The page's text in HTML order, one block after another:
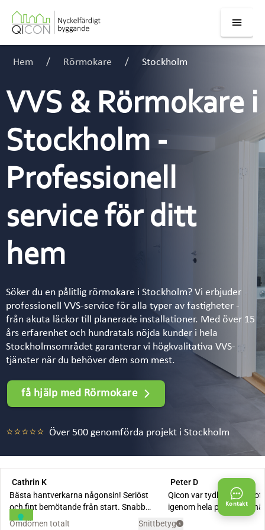
Hem Rörmokare Stockholm
VVS & Rörmokare i
Stockholm -
Professionell
service för ditt
hem
Söker du en pålitlig rörmokare i Stockholm? Vi erbjuder
professionell VVS-service för alla typer av fastigheter -
från akuta läckor till planerade installationer. Med över 15
års erfarenhet och hundratals nöjda kunder i hela
Stockholmsområdet garanterar vi högkvalitativa VVS-
tjänster när du behöver dem som mest.
få hjälp med Rörmokare
⭐⭐⭐⭐⭐ Över 500 genomförda projekt i Stockholm
Kontakt